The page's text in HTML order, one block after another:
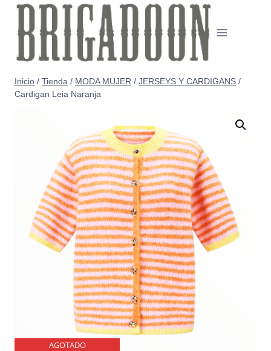
Saltar
contenido
Inicio / Tienda / MODA MUJER / JERSEYS Y CARDIGANS /
Cardigan Leia Naranja
AGOTADO